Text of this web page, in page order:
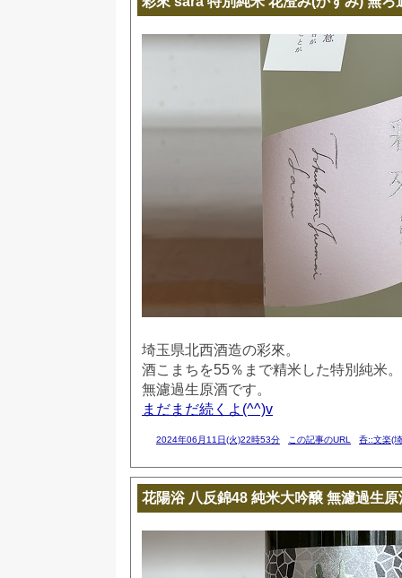
埼玉県北西酒造の彩來。
酒こまちを55％まで精米した特別純米。
無濾過生原酒です。
まだまだ続くよ(^^)v
2024年06月11日(火)22時53分 この記事のURL 呑::文楽(
花陽浴 八反錦48 純米大吟醸 無濾過生原